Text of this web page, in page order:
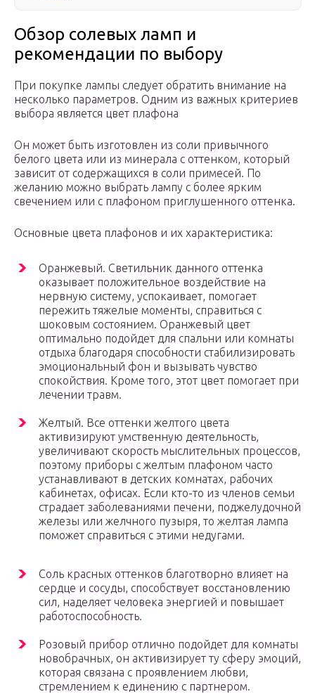
Обзор солевых ламп и
рекомендации по выбору
При покупке лампы следует обратить внимание на
несколько параметров. Одним из важных критериев
выбора является цвет плафона
Он может быть изготовлен из соли привычного
белого цвета или из минерала с оттенком, который
зависит от содержащихся в соли примесей. По
желанию можно выбрать лампу с более ярким
свечением или с плафоном приглушенного оттенка.
Основные цвета плафонов и их характеристика:
Оранжевый. Светильник данного оттенка
оказывает положительное воздействие на
нервную систему, успокаивает, помогает
пережить тяжелые моменты, справиться с
шоковым состоянием. Оранжевый цвет
оптимально подойдет для спальни или комнаты
отдыха благодаря способности стабилизировать
эмоциональный фон и вызывать чувство
спокойствия. Кроме того, этот цвет помогает при
лечении травм.
Желтый. Все оттенки желтого цвета
активизируют умственную деятельность,
увеличивают скорость мыслительных процессов,
поэтому приборы с желтым плафоном часто
устанавливают в детских комнатах, рабочих
кабинетах, офисах. Если кто-то из членов семьи
страдает заболеваниями печени, поджелудочной
железы или желчного пузыря, то желтая лампа
поможет справиться с этими недугами.
Соль красных оттенков благотворно влияет на
сердце и сосуды, способствует восстановлению
сил, наделяет человека энергией и повышает
работоспособность.
Розовый прибор отлично подойдет для комнаты
новобрачных, он активизирует ту сферу эмоций,
которая связана с проявлением любви,
стремлением к единению с партнером.